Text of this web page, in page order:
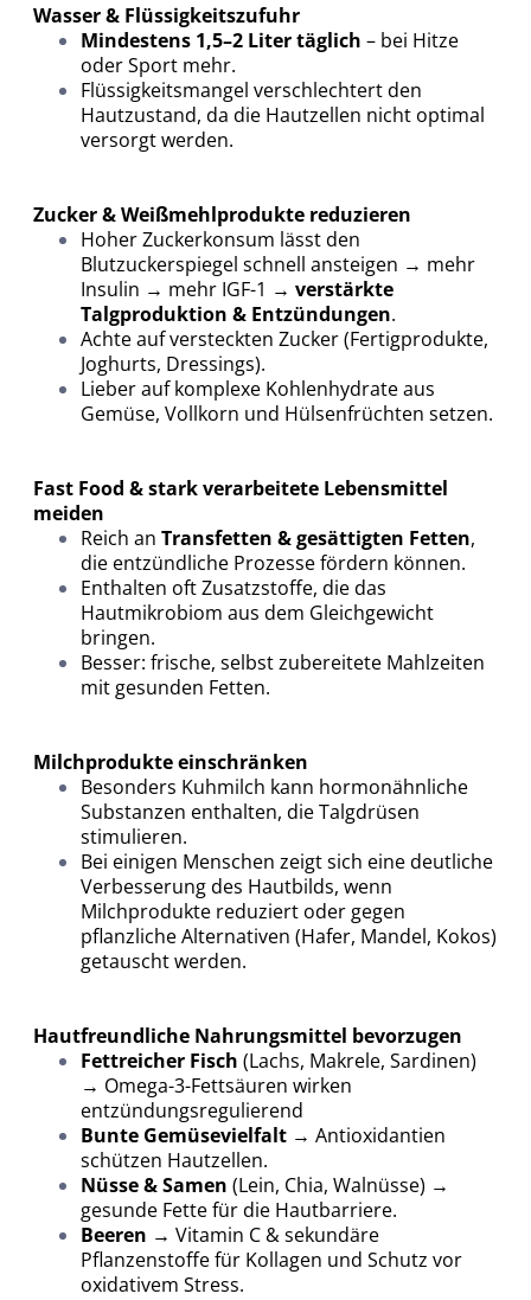
Wasser & Flüssigkeitszufuhr
Mindestens 1,5–2 Liter täglich – bei Hitze
oder Sport mehr.
Flüssigkeitsmangel verschlechtert den
Hautzustand, da die Hautzellen nicht optimal
versorgt werden.
Zucker & Weißmehlprodukte reduzieren
Hoher Zuckerkonsum lässt den
Blutzuckerspiegel schnell ansteigen → mehr
Insulin → mehr IGF-1 → verstärkte
Talgproduktion & Entzündungen.
Achte auf versteckten Zucker (Fertigprodukte,
Joghurts, Dressings).
Lieber auf komplexe Kohlenhydrate aus
Gemüse, Vollkorn und Hülsenfrüchten setzen.
Fast Food & stark verarbeitete Lebensmittel
meiden
Reich an Transfetten & gesättigten Fetten,
die entzündliche Prozesse fördern können.
Enthalten oft Zusatzstoffe, die das
Hautmikrobiom aus dem Gleichgewicht
bringen.
Besser: frische, selbst zubereitete Mahlzeiten
mit gesunden Fetten.
Milchprodukte einschränken
Besonders Kuhmilch kann hormonähnliche
Substanzen enthalten, die Talgdrüsen
stimulieren.
Bei einigen Menschen zeigt sich eine deutliche
Verbesserung des Hautbilds, wenn
Milchprodukte reduziert oder gegen
pflanzliche Alternativen (Hafer, Mandel, Kokos)
getauscht werden.
Hautfreundliche Nahrungsmittel bevorzugen
Fettreicher Fisch (Lachs, Makrele, Sardinen)
→ Omega-3-Fettsäuren wirken
entzündungsregulierend
Bunte Gemüsevielfalt → Antioxidantien
schützen Hautzellen.
Nüsse & Samen (Lein, Chia, Walnüsse) →
gesunde Fette für die Hautbarriere.
Beeren → Vitamin C & sekundäre
Pflanzenstoffe für Kollagen und Schutz vor
oxidativem Stress.